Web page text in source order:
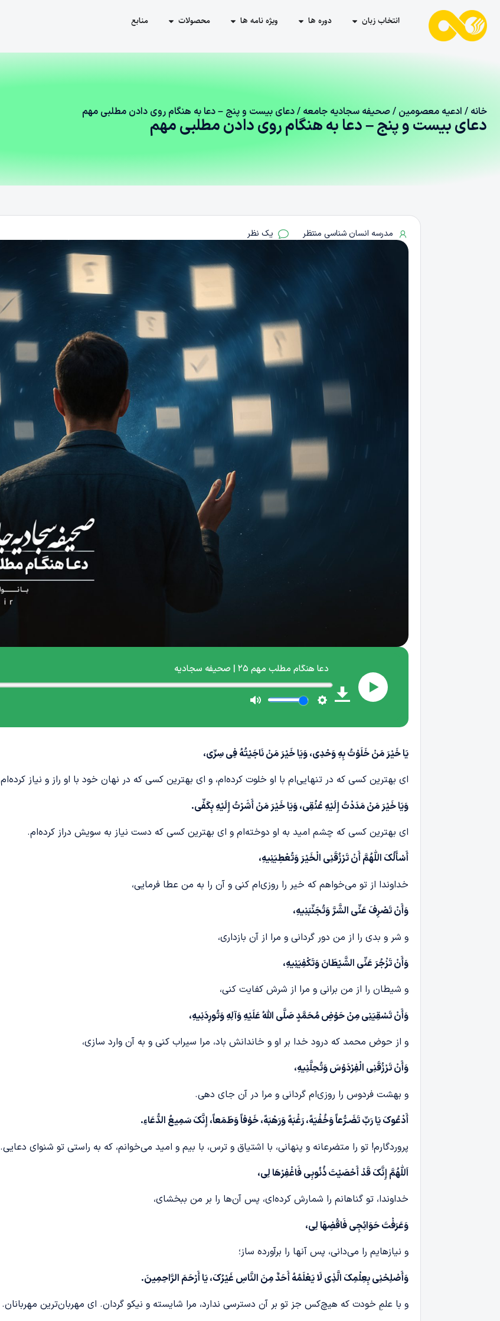
انتخاب زبان دوره ها ویژه نامه ها محصولات منابع
خانه / ادعیه معصومین /صحیفه سجادیه جامعه / دعای بیست‌ و پنج – دعا به هنگام روی دادن مطلبی مهم
دعای بیست‌ و پنج – دعا به هنگام روی دادن مطلبی مهم
مدرسه انسان شناسی منتظر یک نظر
یَا خَیْرَ مَنْ خَلَوْتُ بِهِ وَحْدِی، وَیَا خَیْرَ مَنْ نَاجَیْتُهُ فِی سِرِّی،
ای بهترین کسی که در تنهایی‌ام با او خلوت کرده‌ام، و ای بهترین کسی که در نهان خود با او راز و نیاز کرده‌ام
وَیَا خَیْرَ مَنْ مَدَدْتُ إِلَیْهِ عُنُقِی، وَیَا خَیْرَ مَنْ أَشَرْتُ إِلَیْهِ بِکَفِّی.
ای بهترین کسی که چشم امید به او دوخته‌ام و ای بهترین کسی که دست نیاز به سویش دراز کرده‌ام.
أَسْأَلُکَ اللّٰهُمَّ أَنْ تَرْزُقَنِی الْخَیْرَ وَتُعْطِیَنِیهِ،
خداوندا از تو می‌خواهم که خیر را روزی‌ام کنی و آن را به من عطا فرمایی،
وَأَنْ تَصْرِفَ عَنِّی الشَّرَّ وَتُجَنِّبَنِیهِ،
و شر و بدی را از من دور گردانی و مرا از آن بازداری،
وَأَنْ تَزْجُرَ عَنِّی الشَّیْطَانَ وَتَکْفِیَنِیهِ،
و شیطان را از من برانی و مرا از شرش کفایت کنی،
وَأَنْ تَسْقِیَنِی مِنْ حَوْضِ مُحَمَّدٍ صَلَّی اللّٰهُ عَلَیْهِ وَآلِهِ وَتُورِدَنِیهِ،
و از حوض محمد که درود خدا بر او و خاندانش باد، مرا سیراب کنی و به آن وارد سازی،
وَأَنْ تَرْزُقَنِی الْفِرْدَوْسَ وَتُحِلَّنِیهِ،
و بهشت فردوس را روزی‌ام گردانی و مرا در آن جای دهی.
أَدْعُوکَ یَا رَبِّ تَضَـرُّعاً وَخُفْیَهً، رَغْبَهً وَرَهْبَهً، خَوْفاً وَطَمَعاً، إِنَّکَ سَمِیعُ الدُّعَاءِ.
پروردگارم! تو را متضرعانه و پنهانی، با اشتیاق و ترس، با بیم و امید می‌خوانم، که به راستی تو شنوای دعایی.
اَللّٰهُمَّ إِنَّکَ قَدْ أَحْصَیْتَ ذُنُوبِی فَاغْفِرْهَا لِی،
خداوندا، تو گناهانم را شمارش کرده‌ای، پس آن‌ها را بر من ببخشای،
وَعَرَفْتَ حَوَائِجِی فَاقْضِهَا لِی،
و نیازهایم را می‌دانی، پس آنها را برآورده ساز؛
وَأَصْلِحْنِی بِعِلْمِکَ الَّذِی لَا یَعْلَمُهُ أَحَدٌ مِنَ النَّاسِ غَیْرُکَ، یَا أَرْحَمَ الرَّاحِمِینَ.
و با علمِ خودت که هیچ‌کس جز تو بر آن دسترسی ندارد، مرا شایسته و نیکو گردان. ای مهربان‌ترین مهربانان.